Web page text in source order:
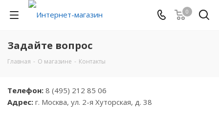
0
Задайте вопрос
Главная - О магазине - Контакты
Телефон: 8 (495) 212 85 06
Адрес: г. Москва, ул. 2-я Хуторская, д. 38